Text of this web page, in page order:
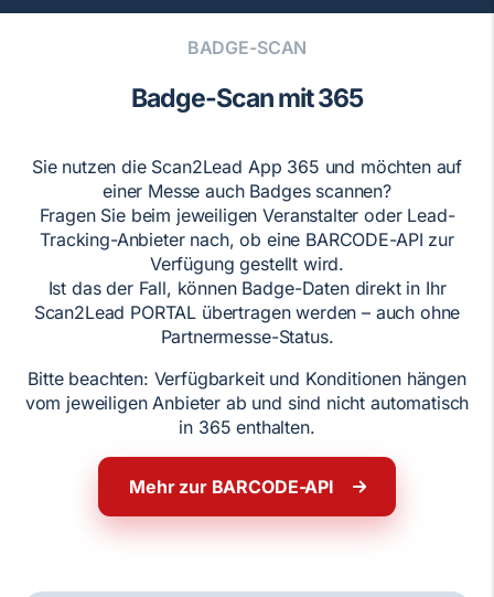
BADGE-SCAN
Badge-Scan mit 365
Sie nutzen die Scan2Lead App 365 und möchten auf
einer Messe auch Badges scannen?
Fragen Sie beim jeweiligen Veranstalter oder Lead-
Tracking-Anbieter nach, ob eine BARCODE-API zur
Verfügung gestellt wird.
Ist das der Fall, können Badge-Daten direkt in Ihr
Scan2Lead PORTAL übertragen werden – auch ohne
Partnermesse-Status.
Bitte beachten: Verfügbarkeit und Konditionen hängen
vom jeweiligen Anbieter ab und sind nicht automatisch
in 365 enthalten.
Mehr zur BARCODE-API